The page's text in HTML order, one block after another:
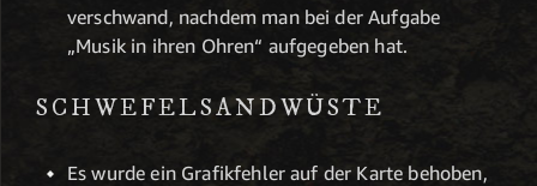
verschwand, nachdem man bei der Aufgabe
„Musik in ihren Ohren“ aufgegeben hat.
SCHWEFELSANDWÜSTE
Es wurde ein Grafikfehler auf der Karte behoben,